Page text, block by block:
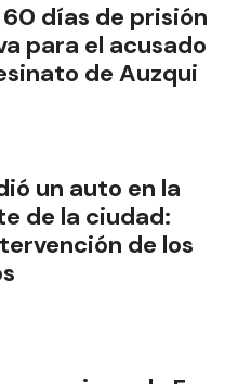
días de prisión
para el acusado
de Auzqui
un auto en la
de la ciudad:
de los